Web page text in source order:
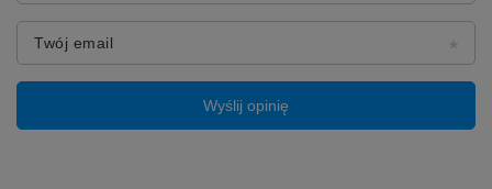
Twój email
Wyślij opinię